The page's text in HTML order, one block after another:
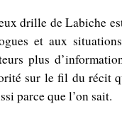
drille de Labiche
et aux
plus
sur le fil du récit
parce que l’on sait.